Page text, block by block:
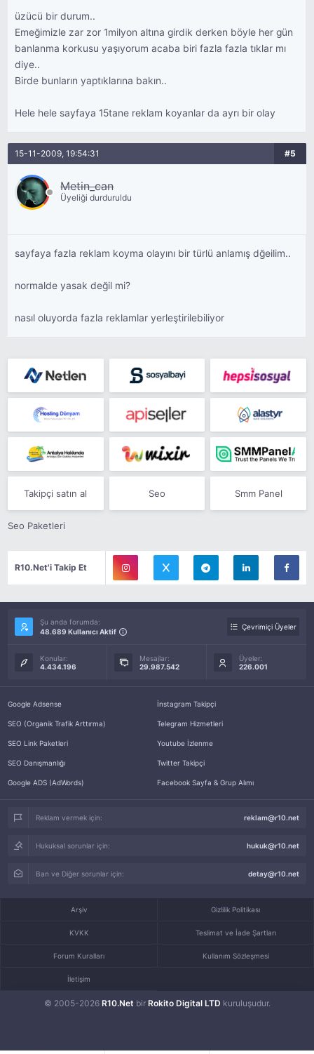
üzücü bir durum..
Emeğimizle zar zor 1milyon altına girdik derken böyle her gün
banlanma korkusu yaşıyorum acaba biri fazla fazla tıklar mı
diye..
Birde bunların yaptıklarına bakın..
Hele hele sayfaya 15tane reklam koyanlar da ayrı bir olay
15-11-2009, 19:54:31 #5
Metin_can
Üyeliği durduruldu
sayfaya fazla reklam koyma olayını bir türlü anlamış dğeilim..
normalde yasak değil mi?
nasıl oluyorda fazla reklamlar yerleştirilebiliyor
Takipçi satın al Seo Smm Panel
Seo Paketleri
R10.Net'i Takip Et
Şu anda forumda:
48.689 Kullanıcı Aktif
Çevrimiçi Üyeler
Konular:
4.434.196
Mesajlar:
29.987.542
Üyeler:
226.001
Google Adsense
SEO (Organik Trafik Arttırma)
SEO Link Paketleri
SEO Danışmanlığı
Google ADS (AdWords)
İnstagram Takipçi
Telegram Hizmetleri
Youtube İzlenme
Twitter Takipçi
Facebook Sayfa & Grup Alımı
Reklam vermek için: reklam@r10.net
Hukuksal sorunlar için: hukuk@r10.net
Ban ve Diğer sorunlar için: detay@r10.net
© 2005-2026 R10.Net bir Rokito Digital LTD kuruluşudur.
Arşiv Gizlilik Politikası
KVKK Teslimat ve İade Şartları
Forum Kuralları Kullanım Sözleşmesi
İletişim